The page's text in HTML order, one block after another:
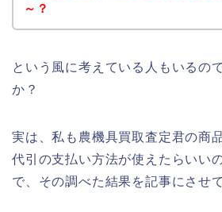
～？
という風に考えている人もいるの
か？
実は、私も農機具買取査定君の商
代引の支払い方法が使えたらいい
で、その調べた結果を記事にさせ